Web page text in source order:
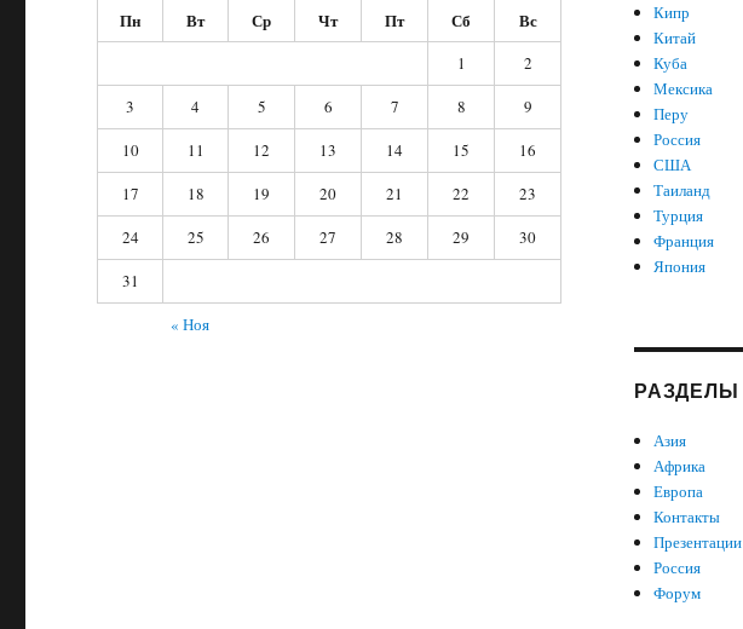
Пн Вт Ср Чт Пт Сб Вс
1
2
3
4 5 6 7 8
9
10
11 12 13 14 15
16
17
18 19 20 21 22
23
24
25 26 27 28 29
30
31
« Ноя
Кипр
Китай
Куба
Мексика
Перу
Россия
США
Таиланд
Турция
Франция
Япония
РАЗДЕЛЫ
Азия
Африка
Европа
Контакты
Презентации
Россия
Форум